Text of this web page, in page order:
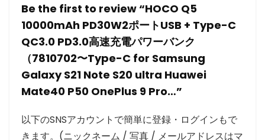
Be the first to review “HOCO Q5
10000mAh PD30W2ポートUSB + Type-C
QC3.0 PD3.0高速充電パワーバンク
（7810702〜Type-C for Samsung
Galaxy S21 Note S20 ultra Huawei
Mate40 P50 OnePlus 9 Pro…”
以下のSNSアカウントで簡単に登録・ログインもで
きます。(ニックネーム / 写真 / メールアドレスはマ